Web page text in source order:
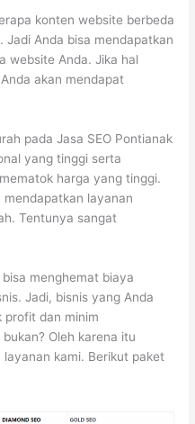
konten website berbeda
Anda bisa mendapatkan
website Anda. Jika hal
akan mendapat
pada Jasa SEO Pontianak
yang tinggi serta
harga yang tinggi.
mendapatkan layanan
Tentunya sangat
menghemat biaya
Jadi, bisnis yang Anda
profit dan minim
Oleh karena itu
kami. Berikut paket